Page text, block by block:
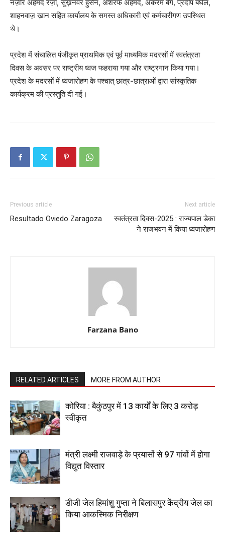
नज़ीर अहमद रज़ा, सुख़नवर हुसैन, अशरफ अहमद, अकरम बेग, प्रदीप बघेल,
शाहनवाज़ ख़ान सहित कार्यालय के समस्त अधिकारी एवं कर्मचारीगण उपस्थित
थे।
प्रदेश में संचालित पंजीकृत प्राथमिक एवं पूर्व माध्यमिक मदरसों में स्वतंत्रता
दिवस के अवसर पर राष्ट्रीय ध्वज फहराया गया और राष्ट्रगान किया गया।
प्रदेश के मदरसों में ध्वजारोहण के पश्चात् छात्र-छात्राओं द्वारा सांस्कृतिक
कार्यक्रम की प्रस्तुति दी गई।
Previous article
Resultado Oviedo Zaragoza
Next article
स्वतंत्रता दिवस-2025 : राज्यपाल डेका
ने राजभवन में किया ध्वजारोहण
Farzana Bano
RELATED ARTICLES MORE FROM AUTHOR
कोरिया : बैकुंठपुर में 13 कार्यों के लिए 3 करोड़
स्वीकृत
मंत्री लक्ष्मी राजवाड़े के प्रयासों से 97 गांवों में होगा
विद्युत विस्तार
डीजी जेल हिमांशु गुप्ता ने बिलासपुर केंद्रीय जेल का
किया आकस्मिक निरीक्षण